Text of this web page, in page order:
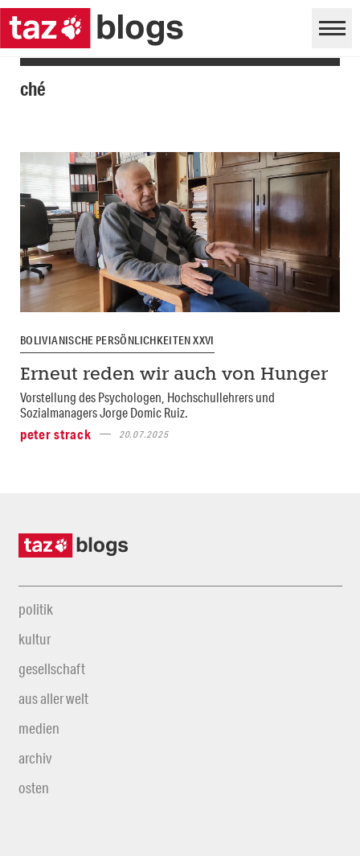
ché
BOLIVIANISCHE PERSÖNLICHKEITEN XXVI
Erneut reden wir auch von Hunger
Vorstellung des Psychologen, Hochschullehrers und
Sozialmanagers Jorge Domic Ruiz.
peter strack
20.07.2025
politik
kultur
gesellschaft
aus aller welt
medien
archiv
osten